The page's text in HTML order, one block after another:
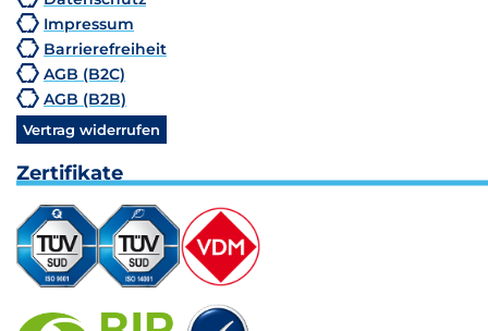
Impressum
Barrierefreiheit
AGB (B2C)
AGB (B2B)
Vertrag widerrufen
Zertifikate